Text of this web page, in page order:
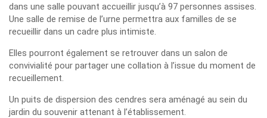
dans une salle pouvant accueillir jusqu’à 97 personnes assises.
Une salle de remise de l’urne permettra aux familles de se
recueillir dans un cadre plus intimiste.
Elles pourront également se retrouver dans un salon de
convivialité pour partager une collation à l’issue du moment de
recueillement.
Un puits de dispersion des cendres sera aménagé au sein du
jardin du souvenir attenant à l’établissement.